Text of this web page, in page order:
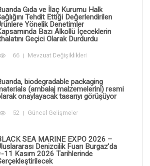
Gıda ve İlaç Kurumu Halk
Tehdit Ettiği Değerlendirilen
Yönelik Denetimler
Bazı Alkollü İçeceklerin
Geçici Olarak Durdurdu
66 Mevzuat Değişiklikleri
biodegradable packaging
(ambalaj malzemelerini) resmi
onaylayacak tasarıyı görüşüyor
52 Güncel Gelişmeler
SEA MARINE EXPO 2026 –
Denizcilik Fuarı Burgaz'da
11 Kasım 2026 Tarihlerinde